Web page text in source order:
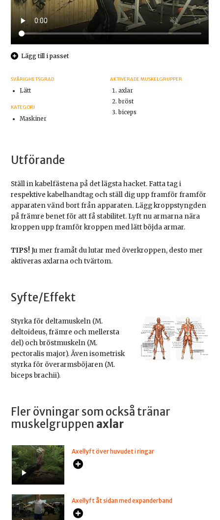
Lägg till i passet
SVÅRIGHETSGRAD
Lätt
KATEGORI
Maskiner
AKTIVERADE MUSKELGRUPPER
axlar
bröst
biceps
Utförande
Ställ in kabelfästena på det lägsta hacket. Fatta tag i
respektive kabelhandtag och ställ dig upp framför framför
apparaten vänd bort från apparaten. Lägg kroppstyngden
på främre benet för att få stabilitet. Lyft nu armarna nära
kroppen upp framför kroppen med lätt böjda armar.
TIPS!Ju mer framåt du lutar med överkroppen, desto mer
aktiveras axlarna och tvärtom.
Syfte/Effekt
Styrka för deltamuskeln (M.
deltoideus, främre och mellersta
del) och bröstmuskeln (M.
pectoralis major). Även isometrisk
styrka för överarmsböjaren (M.
biceps brachii).
Fler övningar som också tränar
muskelgruppen axlar
Axellyft över huvudet i ringar
Axellyft åt sidan med expanderband